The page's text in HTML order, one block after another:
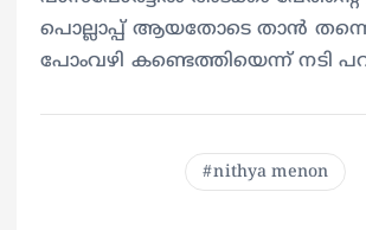
പൊല്ലാപ്പ് ആയതോടെ താൻ
പോംവഴി കണ്ടെത്തിയെന്ന് നടി
nithya menon